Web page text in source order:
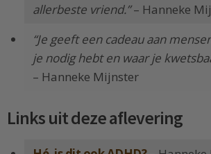
allerbeste vriend.”– Hanneke
“Je geeft een cadeau aan
je nodig hebt en waar je
– Hanneke Mijnster
Links uit deze aflevering